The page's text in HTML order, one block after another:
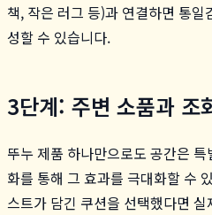
책, 작은 러그 등)과 연결하면 통
성할 수 있습니다.
3단계: 주변 소품과 조
뚜누 제품 하나만으로도 공간은
화를 통해 그 효과를 극대화할 수
스트가 담긴 쿠션을 선택했다면